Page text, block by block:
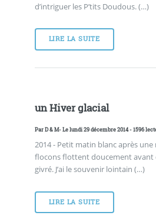
d’intriguer les P’tits Doudous. (…)
LIRE LA SUITE
un Hiver glacial
ParD & M- Le lundi 29 décembre 2014 - 1596
2014 - Petit matin blanc après
flocons flottent doucement avant
givré. J’ai le souvenir lointain (…)
LIRE LA SUITE